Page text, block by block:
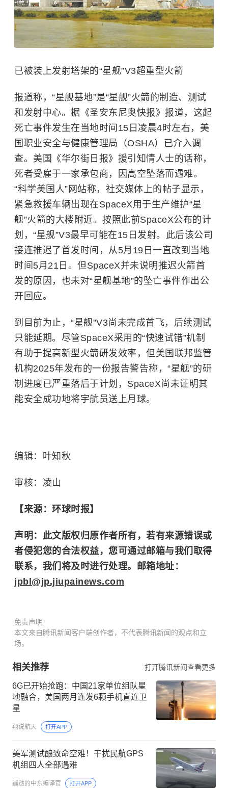
已被装上发射塔架的“星舰”V3超重型火箭
报道称，“星舰基地”是“星舰”火箭的制造、测试
和发射中心。据《圣安东尼奥快报》报道，这起
死亡事件发生在当地时间15日凌晨4时左右，美
国职业安全与健康管理局（OSHA）已介入调
查。美国《华尔街日报》援引知情人士的话称，
死者受雇于一家承包商，因高空坠落而遇难。
“科学美国人”网站称，社交媒体上的帖子显示，
紧急救援车辆出现在SpaceX用于生产维护“星
舰”火箭的大楼附近。按照此前SpaceX公布的计
划，“星舰”V3最早可能在15日发射。此后该公司
接连推迟了首发时间，从5月19日一直改到当地
时间5月21日。但SpaceX并未说明推迟火箭首
发的原因，也未对“星舰基地”的坠亡事件作出公
开回应。
到目前为止，“星舰”V3尚未完成首飞，后续测试
只能延期。尽管SpaceX采用的“快速试错”机制
有助于提高新型火箭研发效率，但美国联邦监管
机构2025年发布的一份报告警告称，“星舰”的研
制进度已严重落后于计划，SpaceX尚未证明其
能安全成功地将宇航员送上月球。
编辑：叶知秋
审核：凌山
【来源：环球时报】
声明：此文版权归原作者所有，若有来源错误或
者侵犯您的合法权益，您可通过邮箱与我们取得
联系，我们将及时进行处理。邮箱地址：
jpbl@jp.jiupainews.com
免责声明
本文来自腾讯新闻客户端创作者，不代表腾讯新闻的观点和立
场。
相关推荐 打开腾讯新闻查看更多
6G已开始抢跑：中国21家单位组队星
地融合，美国两月连发6颗手机直连卫
星
翔说航天 打开APP
美军测试酿致命空难！干扰民航GPS
机组四人全部遇难
蹦跶的中东编译官 打开APP